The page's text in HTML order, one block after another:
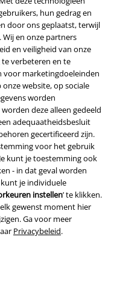
hun gedrag en
door ons geplaatst, terwijl
en onze partners
en veiligheid van onze
verbeteren en te
voor marketingdoeleinden
website, op sociale
worden
deze alleen gedeeld
adequaatheidsbesluit
gecertificeerd zijn.
voor het gebruik
kunt je toestemming ook
- in dat geval worden
je individuele
instellen’ te klikken.
gewenst moment hier
Ga voor meer
Privacybeleid.